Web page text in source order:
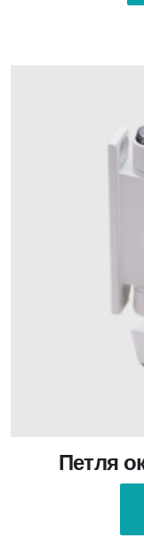
Петля